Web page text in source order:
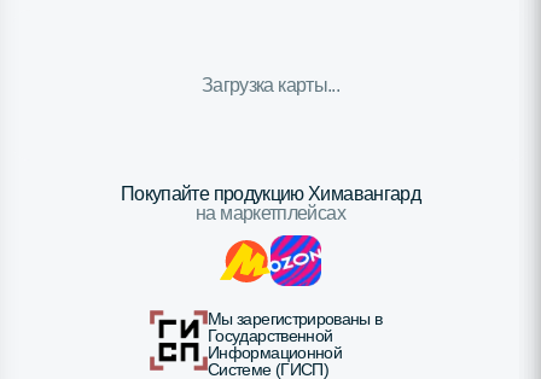
Загрузка карты...
Покупайте продукцию Химавангард
на маркетплейсах
Мы зарегистрированы в
Государственной
Информационной
Системе (ГИСП)